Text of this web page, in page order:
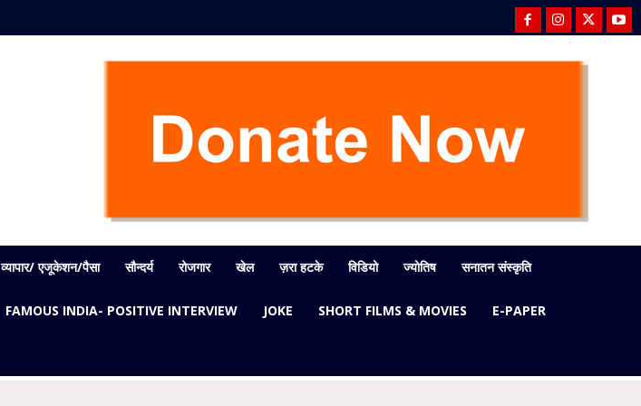
व्यापार/ एजूकेशन/पैसा सौन्दर्य रोजगार खेल ज़रा हटके विडियो ज्योतिष सनातन संस्कृति
FAMOUS INDIA- POSITIVE INTERVIEW JOKE SHORT FILMS & MOVIES E-PAPER